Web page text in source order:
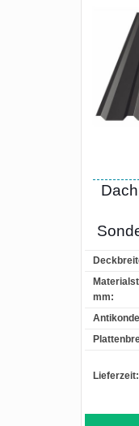
mm:
Lieferzeit: